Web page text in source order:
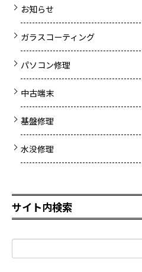
お知らせ
ガラスコーティング
パソコン修理
中古端末
基盤修理
水没修理
サイト内検索
検
索: